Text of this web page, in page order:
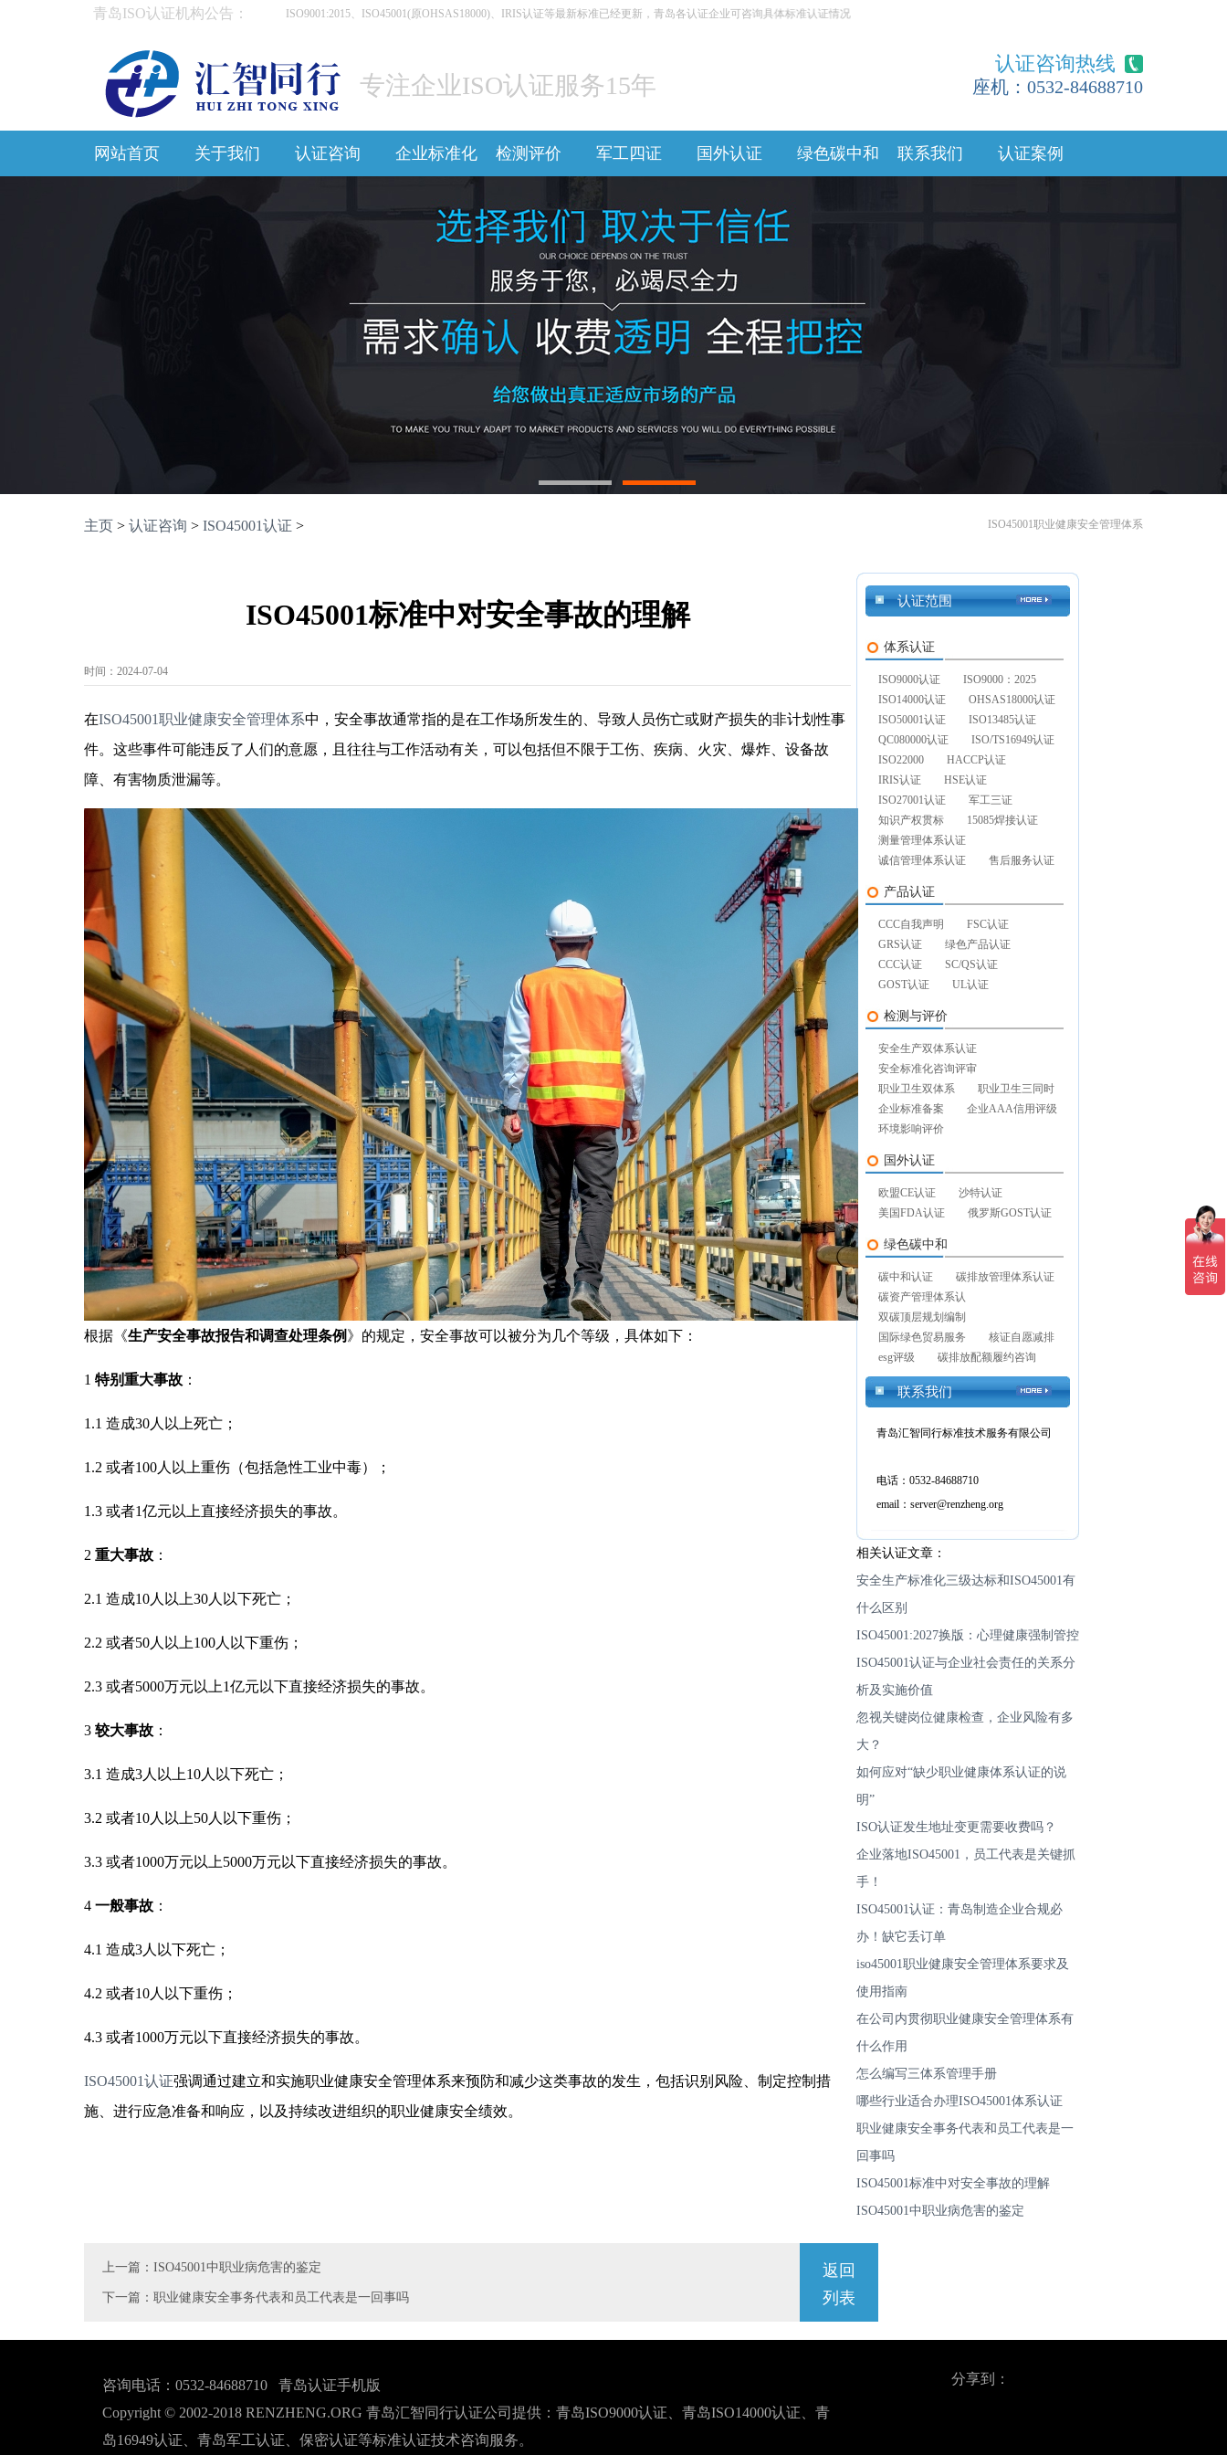
青岛ISO认证机构公告： ISO9001:2015、ISO45001(原OHSAS18000)、IRIS认证等最新标准已经更新，青岛各认证企业可咨询具体标准认证情况
专注企业ISO认证服务15年
认证咨询热线
座机：0532-84688710
网站首页 关于我们 认证咨询 企业标准化 检测评价 军工四证 国外认证 绿色碳中和 联系我们 认证案例
1 2
主页 > 认证咨询 > ISO45001认证 > ISO45001职业健康安全管理体系
认证范围
体系认证
ISO9000认证
ISO9000：2025
ISO14000认证
OHSAS18000认证
ISO50001认证
ISO13485认证
QC080000认证
ISO/TS16949认证
ISO22000
HACCP认证
IRIS认证
HSE认证
ISO27001认证
军工三证
知识产权贯标
15085焊接认证
测量管理体系认证
诚信管理体系认证
售后服务认证
产品认证
CCC自我声明
FSC认证
GRS认证
绿色产品认证
CCC认证
SC/QS认证
GOST认证
UL认证
检测与评价
安全生产双体系认证
安全标准化咨询评审
职业卫生双体系
职业卫生三同时
企业标准备案
企业AAA信用评级
环境影响评价
国外认证
欧盟CE认证
沙特认证
美国FDA认证
俄罗斯GOST认证
绿色碳中和
碳中和认证
碳排放管理体系认证
碳资产管理体系认
双碳顶层规划编制
国际绿色贸易服务
核证自愿减排
esg评级
碳排放配额履约咨询
联系我们
青岛汇智同行标准技术服务有限公司
电话：0532-84688710
email：server@renzheng.org
相关认证文章：
安全生产标准化三级达标和ISO45001有
什么区别
ISO45001:2027换版：心理健康强制管控
ISO45001认证与企业社会责任的关系分
析及实施价值
忽视关键岗位健康检查，企业风险有多
大？
如何应对“缺少职业健康体系认证的说
明”
ISO认证发生地址变更需要收费吗？
企业落地ISO45001，员工代表是关键抓
手！
ISO45001认证：青岛制造企业合规必
办！缺它丢订单
iso45001职业健康安全管理体系要求及
使用指南
在公司内贯彻职业健康安全管理体系有
什么作用
怎么编写三体系管理手册
哪些行业适合办理ISO45001体系认证
职业健康安全事务代表和员工代表是一
回事吗
ISO45001标准中对安全事故的理解
ISO45001中职业病危害的鉴定
ISO45001标准中对安全事故的理解
时间：2024-07-04
在ISO45001职业健康安全管理体系中，安全事故通常指的是在工作场所发生的、导致人员伤亡或财产损失的非计划性事
件。这些事件可能违反了人们的意愿，且往往与工作活动有关，可以包括但不限于工伤、疾病、火灾、爆炸、设备故
障、有害物质泄漏等。
根据《生产安全事故报告和调查处理条例 》的规定，安全事故可以被分为几个等级，具体如下：
1 特别重大事故 ：
1.1 造成30人以上死亡；
1.2 或者100人以上重伤（包括急性工业中毒）；
1.3 或者1亿元以上直接经济损失的事故。
2 重大事故 ：
2.1 造成10人以上30人以下死亡；
2.2 或者50人以上100人以下重伤；
2.3 或者5000万元以上1亿元以下直接经济损失的事故。
3 较大事故 ：
3.1 造成3人以上10人以下死亡；
3.2 或者10人以上50人以下重伤；
3.3 或者1000万元以上5000万元以下直接经济损失的事故。
4 一般事故 ：
4.1 造成3人以下死亡；
4.2 或者10人以下重伤；
4.3 或者1000万元以下直接经济损失的事故。
ISO45001认证强调通过建立和实施职业健康安全管理体系来预防和减少这类事故的发生，包括识别风险、制定控制措
施、进行应急准备和响应，以及持续改进组织的职业健康安全绩效。
上一篇：ISO45001中职业病危害的鉴定
下一篇：职业健康安全事务代表和员工代表是一回事吗
返回
列表
咨询电话：0532-84688710 青岛认证手机版
Copyright © 2002-2018 RENZHENG.ORG 青岛汇智同行认证公司提供：青岛ISO9000认证、青岛ISO14000认证、青
岛16949认证、青岛军工认证、保密认证等标准认证技术咨询服务。
分享到：